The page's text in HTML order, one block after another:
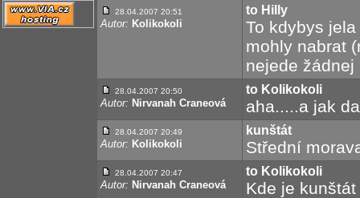
28.04.2007 20:51
Autor: Kolikokoli
to Hilly
To kdybys
mohly nabrat
nejede žádnej
28.04.2007 20:50
Autor: Nirvanah Craneová
to Kolikokoli
aha.....a jak
28.04.2007 20:49
Autor: Kolikokoli
kunštát
Střední
28.04.2007 20:47
Autor: Nirvanah Craneová
to Kolikokoli
Kde je kunštát